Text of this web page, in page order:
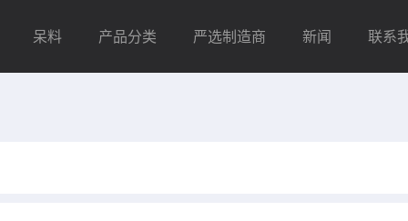
呆料 产品分类 严选制造商 新闻 联系